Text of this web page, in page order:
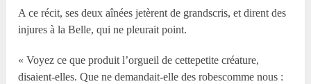
A ce récit, ses deux aînées jetèrent de grandscris, et dirent des
injures à la Belle, qui ne pleurait point.
« Voyez ce que produit l’orgueil de cettepetite créature,
disaient-elles. Que ne demandait-elle des robescomme nous :